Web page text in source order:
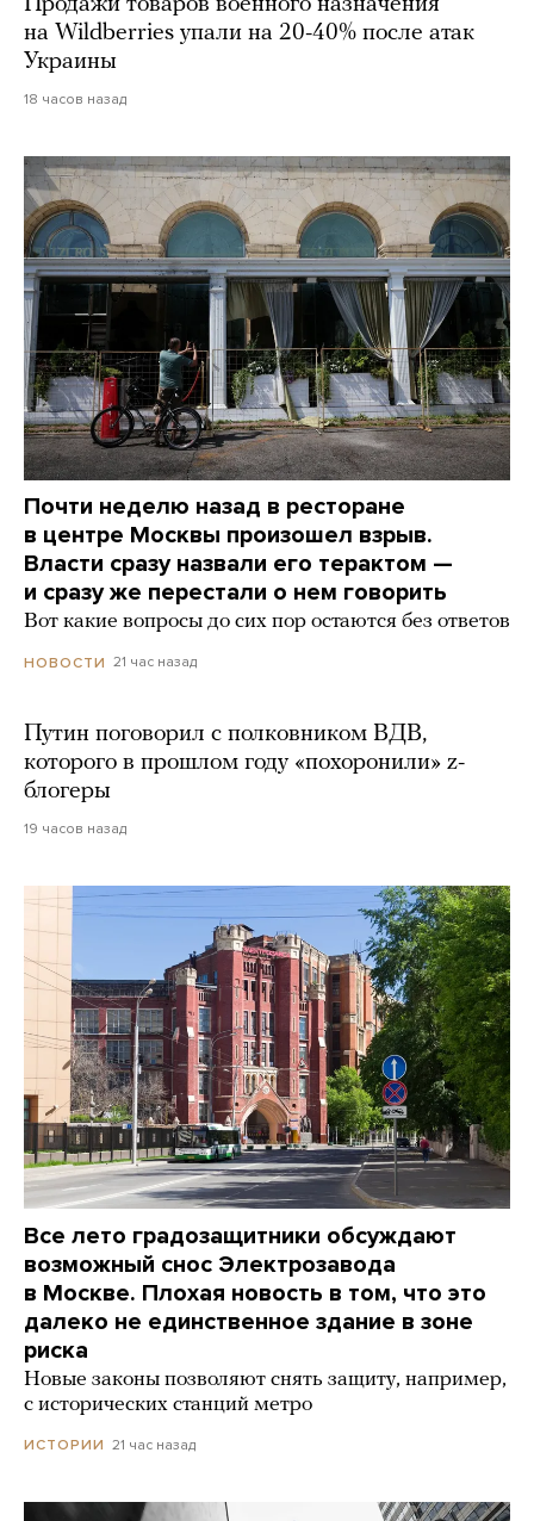
Продажи товаров военного назначения
на Wildberries упали на 20-40% после атак
Украины
18 часов назад
Почти неделю назад в ресторане
в центре Москвы произошел взрыв.
Власти сразу назвали его терактом —
и сразу же перестали о нем говорить
Вот какие вопросы до сих пор остаются без ответов
НОВОСТИ 21 час назад
Путин поговорил с полковником ВДВ,
которого в прошлом году «похоронили» z-
блогеры
19 часов назад
Все лето градозащитники обсуждают
возможный снос Электрозавода
в Москве. Плохая новость в том, что это
далеко не единственное здание в зоне
риска
Новые законы позволяют снять защиту, например,
с исторических станций метро
ИСТОРИИ 21 час назад